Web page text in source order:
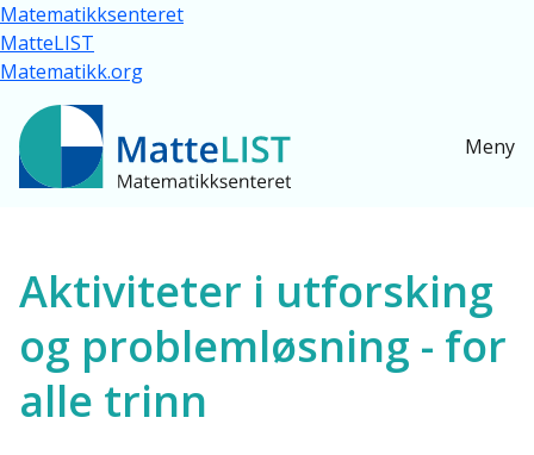
Hopp til hovedinnhold
Matematikksenteret
MatteLIST
Matematikk.org
Meny
Ressurser for alle
Aktiviteter i utforsking
og problemløsning - for
alle trinn